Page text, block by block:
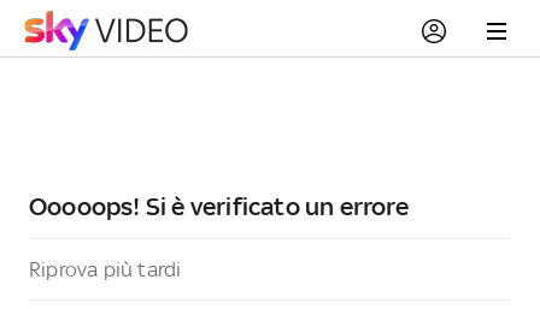
Ooooops! Si è verificato un errore
Riprova più tardi